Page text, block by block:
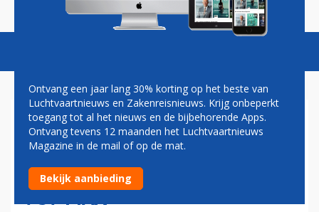
Vacatures
TOPMAN FAA IN
WASHINGTON VOOR VRAGEN
OVER PROBLEMEN BOEING
737 MAX
Ontvang een jaar lang 30% korting op het beste van
Luchtvaartnieuws en Zakenreisnieuws. Krijg onbeperkt
toegang tot al het nieuws en de bijbehorende Apps.
Ontvang tevens 12 maanden het Luchtvaartnieuws
Magazine in de mail of op de mat.
Bekijk aanbieding